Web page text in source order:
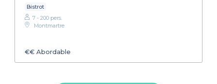
Bistrot
7 - 200 pers.
Montmartre
€€ Abordable